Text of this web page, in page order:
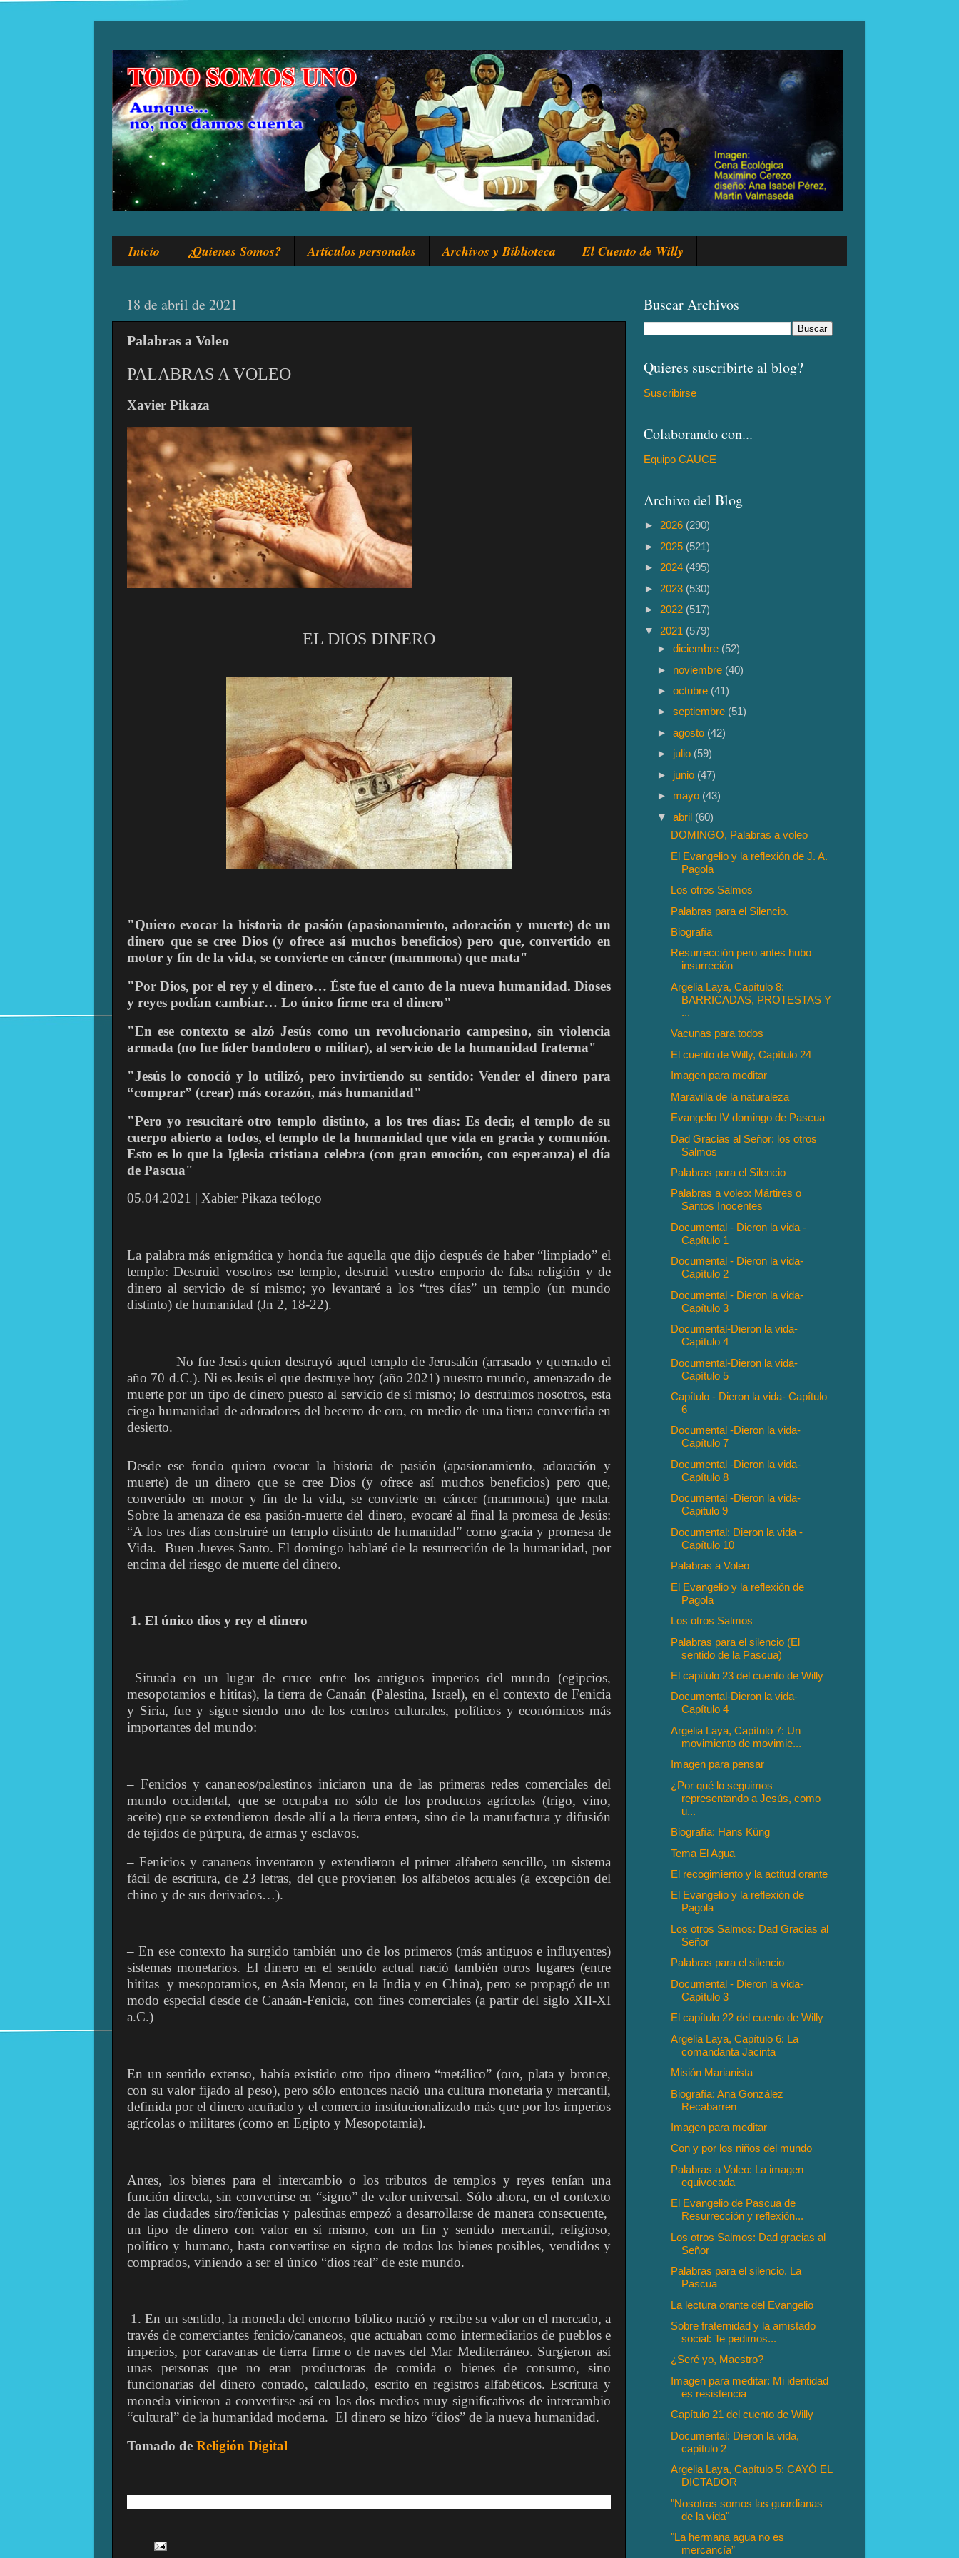
Inicio ¿Quienes Somos? Artículos personales Archivos y Biblioteca El Cuento de Willy
18 de abril de 2021
Palabras a Voleo
PALABRAS A VOLEO
Xavier Pikaza
EL DIOS DINERO
"Quiero evocar la historia de pasión (apasionamiento, adoración y muerte) de un
dinero que se cree Dios (y ofrece así muchos beneficios) pero que, convertido en
motor y fin de la vida, se convierte en cáncer (mammona) que mata"
"Por Dios, por el rey y el dinero… Éste fue el canto de la nueva humanidad. Dioses
y reyes podían cambiar… Lo único firme era el dinero"
"En ese contexto se alzó Jesús como un revolucionario campesino, sin violencia
armada (no fue líder bandolero o militar), al servicio de la humanidad fraterna"
"Jesús lo conoció y lo utilizó, pero invirtiendo su sentido: Vender el dinero para
“comprar” (crear) más corazón, más humanidad"
"Pero yo resucitaré otro templo distinto, a los tres días: Es decir, el templo de su
cuerpo abierto a todos, el templo de la humanidad que vida en gracia y comunión.
Esto es lo que la Iglesia cristiana celebra (con gran emoción, con esperanza) el día
de Pascua"
05.04.2021 | Xabier Pikaza teólogo
La palabra más enigmática y honda fue aquella que dijo después de haber “limpiado” el
templo: Destruid vosotros ese templo, destruid vuestro emporio de falsa religión y de
dinero al servicio de sí mismo; yo levantaré a los “tres días” un templo (un mundo
distinto) de humanidad (Jn 2, 18-22).
No fue Jesús quien destruyó aquel templo de Jerusalén (arrasado y quemado el
año 70 d.C.). Ni es Jesús el que destruye hoy (año 2021) nuestro mundo, amenazado de
muerte por un tipo de dinero puesto al servicio de sí mismo; lo destruimos nosotros, esta
ciega humanidad de adoradores del becerro de oro, en medio de una tierra convertida en
desierto.
Desde ese fondo quiero evocar la historia de pasión (apasionamiento, adoración y
muerte) de un dinero que se cree Dios (y ofrece así muchos beneficios) pero que,
convertido en motor y fin de la vida, se convierte en cáncer (mammona) que mata.
Sobre la amenaza de esa pasión-muerte del dinero, evocaré al final la promesa de Jesús:
“A los tres días construiré un templo distinto de humanidad” como gracia y promesa de
Vida.
Buen Jueves Santo. El domingo hablaré de la resurrección de la humanidad, por
encima del riesgo de muerte del dinero.
1. El único dios y rey el dinero
Situada en un lugar de cruce entre los antiguos imperios del mundo (egipcios,
mesopotamios e hititas), la tierra de Canaán (Palestina, Israel), en el contexto de Fenicia
y Siria, fue y sigue siendo uno de los centros culturales, políticos y económicos más
importantes del mundo:
‒ Fenicios y cananeos/palestinos iniciaron una de las primeras redes comerciales del
mundo occidental, que se ocupaba no sólo de los productos agrícolas (trigo, vino,
aceite) que se extendieron desde allí a la tierra entera, sino de la manufactura y difusión
de tejidos de púrpura, de armas y esclavos.
‒ Fenicios y cananeos inventaron y extendieron el primer alfabeto sencillo, un sistema
fácil de escritura, de 23 letras, del que provienen los alfabetos actuales (a excepción del
chino y de sus derivados…).
‒ En ese contexto ha surgido también uno de los primeros (más antiguos e influyentes)
sistemas monetarios. El dinero en el sentido actual nació también otros lugares (entre
hititas y mesopotamios, en Asia Menor, en la India y en China), pero se propagó de un
modo especial desde de Canaán-Fenicia, con fines comerciales (a partir del siglo XII-XI
a.C.)
En un sentido extenso, había existido otro tipo dinero “metálico” (oro, plata y bronce,
con su valor fijado al peso), pero sólo entonces nació una cultura monetaria y mercantil,
definida por el dinero acuñado y el comercio institucionalizado más que por los imperios
agrícolas o militares (como en Egipto y Mesopotamia).
Antes, los bienes para el intercambio o los tributos de templos y reyes tenían una
función directa, sin convertirse en “signo” de valor universal. Sólo ahora, en el contexto
de las ciudades siro/fenicias y palestinas empezó a desarrollarse de manera consecuente,
un tipo de dinero con valor en sí mismo, con un fin y sentido mercantil, religioso,
político y humano, hasta convertirse en signo de todos los bienes posibles, vendidos y
comprados, viniendo a ser el único “dios real” de este mundo.
1. En un sentido, la moneda del entorno bíblico nació y recibe su valor en el mercado, a
través de comerciantes fenicio/cananeos, que actuaban como intermediarios de pueblos e
imperios, por caravanas de tierra firme o de naves del Mar Mediterráneo. Surgieron así
unas personas que no eran productoras de comida o bienes de consumo, sino
funcionarias del dinero contado, calculado, escrito en registros alfabéticos. Escritura y
moneda vinieron a convertirse así en los dos medios muy significativos de intercambio
“cultural” de la humanidad moderna. El dinero se hizo “dios” de la nueva humanidad.
Tomado de Religión Digital
Buscar Archivos
Quieres suscribirte al blog?
Suscribirse
Colaborando con...
Equipo CAUCE
Archivo del Blog
► 2026 (290)
► 2025 (521)
► 2024 (495)
► 2023 (530)
► 2022 (517)
▼ 2021 (579)
►diciembre (52)
► noviembre (40)
►octubre (41)
►septiembre (51)
►agosto (42)
► julio (59)
► junio (47)
► mayo (43)
▼abril (60)
DOMINGO, Palabras a voleo
El Evangelio y la reflexión de J. A.
Pagola
Los otros Salmos
Palabras para el Silencio.
Biografía
Resurrección pero antes hubo
insurreción
Argelia Laya, Capítulo 8:
BARRICADAS, PROTESTAS Y
...
Vacunas para todos
El cuento de Willy, Capítulo 24
Imagen para meditar
Maravilla de la naturaleza
Evangelio IV domingo de Pascua
Dad Gracias al Señor: los otros
Salmos
Palabras para el Silencio
Palabras a voleo: Mártires o
Santos Inocentes
Documental - Dieron la vida -
Capítulo 1
Documental - Dieron la vida-
Capítulo 2
Documental - Dieron la vida-
Capítulo 3
Documental-Dieron la vida-
Capítulo 4
Documental-Dieron la vida-
Capítulo 5
Capítulo - Dieron la vida- Capítulo
6
Documental -Dieron la vida-
Capítulo 7
Documental -Dieron la vida-
Capítulo 8
Documental -Dieron la vida-
Capitulo 9
Documental: Dieron la vida -
Capítulo 10
Palabras a Voleo
El Evangelio y la reflexión de
Pagola
Los otros Salmos
Palabras para el silencio (El
sentido de la Pascua)
El capítulo 23 del cuento de Willy
Documental-Dieron la vida-
Capítulo 4
Argelia Laya, Capítulo 7: Un
movimiento de movimie...
Imagen para pensar
¿Por qué lo seguimos
representando a Jesús, como
u...
Biografía: Hans Küng
Tema El Agua
El recogimiento y la actitud orante
El Evangelio y la reflexión de
Pagola
Los otros Salmos: Dad Gracias al
Señor
Palabras para el silencio
Documental - Dieron la vida-
Capítulo 3
El capítulo 22 del cuento de Willy
Argelia Laya, Capítulo 6: La
comandanta Jacinta
Misión Marianista
Biografía: Ana González
Recabarren
Imagen para meditar
Con y por los niños del mundo
Palabras a Voleo: La imagen
equivocada
El Evangelio de Pascua de
Resurrección y reflexión...
Los otros Salmos: Dad gracias al
Señor
Palabras para el silencio. La
Pascua
La lectura orante del Evangelio
Sobre fraternidad y la amistado
social: Te pedimos...
¿Seré yo, Maestro?
Imagen para meditar: Mi identidad
es resistencia
Capítulo 21 del cuento de Willy
Documental: Dieron la vida,
capítulo 2
Argelia Laya, Capítulo 5: CAYÓ EL
DICTADOR
"Nosotras somos las guardianas
de la vida"
"La hermana agua no es
mercancía”